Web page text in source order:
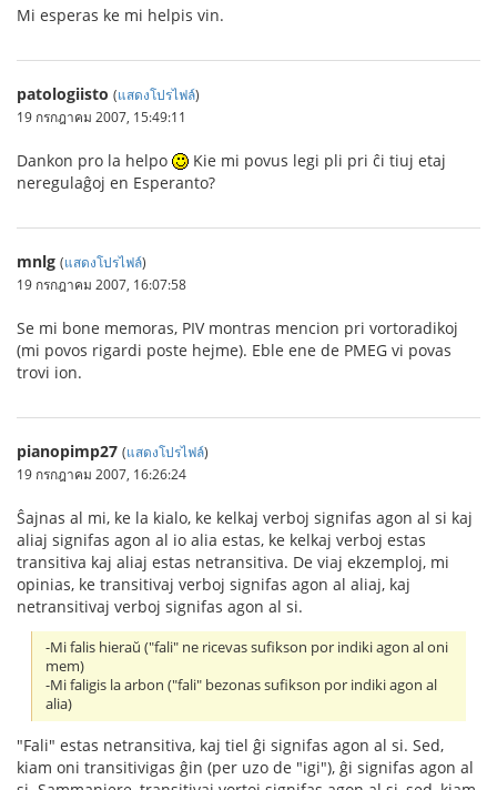
Mi esperas ke mi helpis vin.
patologiisto (แสดงโปรไฟล์)
19 กรกฎาคม 2007, 15:49:11
Dankon pro la helpo
Kie mi povus legi pli pri ĉi tiuj etaj
neregulaĝoj en Esperanto?
mnlg (แสดงโปรไฟล์)
19 กรกฎาคม 2007, 16:07:58
Se mi bone memoras, PIV montras mencion pri vortoradikoj
(mi povos rigardi poste hejme). Eble ene de PMEG vi povas
trovi ion.
pianopimp27 (แสดงโปรไฟล์)
19 กรกฎาคม 2007, 16:26:24
Ŝajnas al mi, ke la kialo, ke kelkaj verboj signifas agon al si kaj
aliaj signifas agon al io alia estas, ke kelkaj verboj estas
transitiva kaj aliaj estas netransitiva. De viaj ekzemploj, mi
opinias, ke transitivaj verboj signifas agon al aliaj, kaj
netransitivaj verboj signifas agon al si.
-Mi falis hieraŭ ("fali" ne ricevas sufikson por indiki agon al oni
mem)
-Mi faligis la arbon ("fali" bezonas sufikson por indiki agon al
alia)
"Fali" estas netransitiva, kaj tiel ĝi signifas agon al si. Sed,
kiam oni transitivigas ĝin (per uzo de "igi"), ĝi signifas agon al